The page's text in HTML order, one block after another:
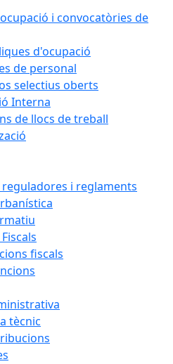
i convocatòries de
d'ocupació
de personal
selectius oberts
Interna
de llocs de treball
i reglaments
fiscals
tècnic